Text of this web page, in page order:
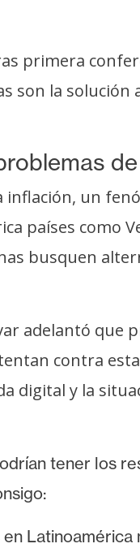
primera
son la
de
un
países como
busquen
adelantó
contra
digital y la
tener los